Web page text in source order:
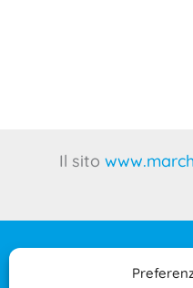
Il sito
IL PROGETTO